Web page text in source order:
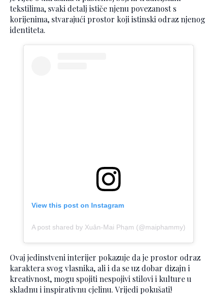
tekstilima, svaki detalj ističe njenu povezanost s
korijenima, stvarajući prostor koji istinski odraz njenog
identiteta.
View this post on Instagram
A post shared by Xuân-Mai Phạm (@maiphammy)
Ovaj jedinstveni interijer pokazuje da je prostor odraz
karaktera svog vlasnika, ali i da se uz dobar dizajn i
kreativnost, mogu spojiti nespojivi stilovi i kulture u
skladnu i inspirativnu cjelinu. Vrijedi pokušati!